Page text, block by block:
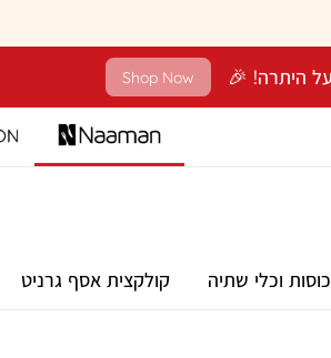
Shop Now
כוסות וכלי שתיה קולקצית אסף גרניט